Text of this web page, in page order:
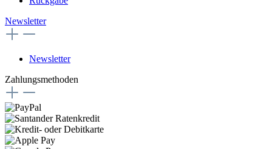
Newsletter
Newsletter
Zahlungsmethoden